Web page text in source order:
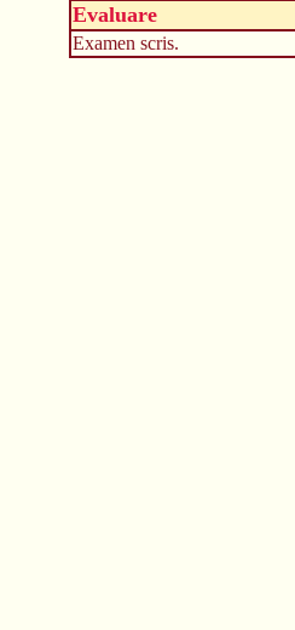
Evaluare
Examen scris.